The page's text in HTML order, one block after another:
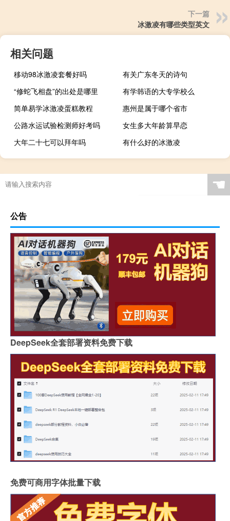
下一篇
冰激凌有哪些类型英文
相关问题
移动98冰激凌套餐好吗
有关广东冬天的诗句
“修蛇飞相盘”的出处是哪里
有学韩语的大专学校么
简单易学冰激凌蛋糕教程
惠州是属于哪个省市
公路水运试验检测师好考吗
女生多大年龄算早恋
大年二十七可以拜年吗
有什么好的冰激凌
☚
公告
DeepSeek全套部署资料免费下载
免费可商用字体批量下载